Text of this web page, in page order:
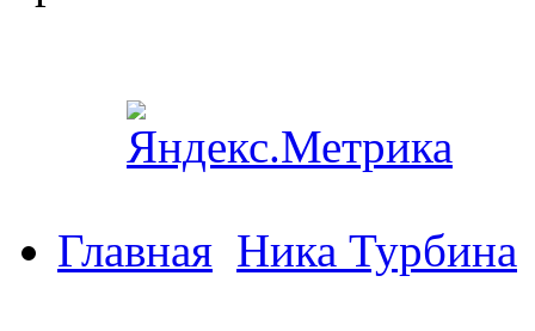
Главная Ника Турбина